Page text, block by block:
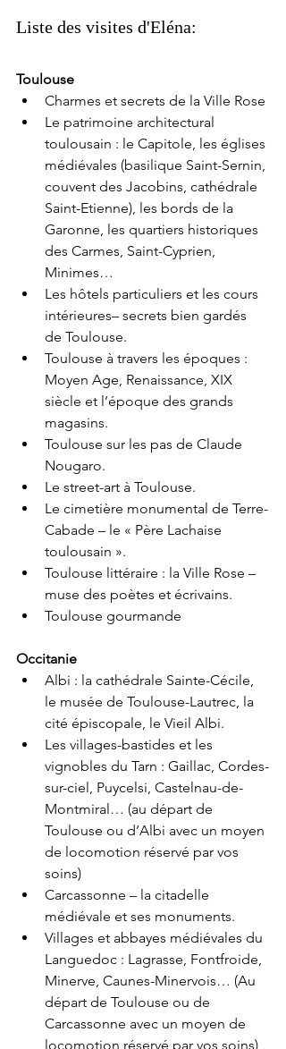
Liste des visites d'Eléna:
Toulouse
Charmes et secrets de la Ville Rose
Le patrimoine architectural
toulousain : le Capitole, les églises
médiévales (basilique Saint-Sernin,
couvent des Jacobins, cathédrale
Saint-Etienne), les bords de la
Garonne, les quartiers historiques
des Carmes, Saint-Cyprien,
Minimes…
Les hôtels particuliers et les cours
intérieures– secrets bien gardés
de Toulouse.
Toulouse à travers les époques :
Moyen Age, Renaissance, XIX
siècle et l’époque des grands
magasins.
Toulouse sur les pas de Claude
Nougaro.
Le street-art à Toulouse.
Le cimetière monumental de Terre-
Cabade – le « Père Lachaise
toulousain ».
Toulouse littéraire : la Ville Rose –
muse des poètes et écrivains.
Toulouse gourmande
Occitanie
Albi : la cathédrale Sainte-Cécile,
le musée de Toulouse-Lautrec, la
cité épiscopale, le Vieil Albi.
Les villages-bastides et les
vignobles du Tarn : Gaillac, Cordes-
sur-ciel, Puycelsi, Castelnau-de-
Montmiral… (au départ de
Toulouse ou d’Albi avec un moyen
de locomotion réservé par vos
soins)
Carcassonne – la citadelle
médiévale et ses monuments.
Villages et abbayes médiévales du
Languedoc : Lagrasse, Fontfroide,
Minerve, Caunes-Minervois… (Au
départ de Toulouse ou de
Carcassonne avec un moyen de
locomotion réservé par vos soins)